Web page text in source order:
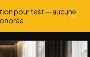
pour test — aucune